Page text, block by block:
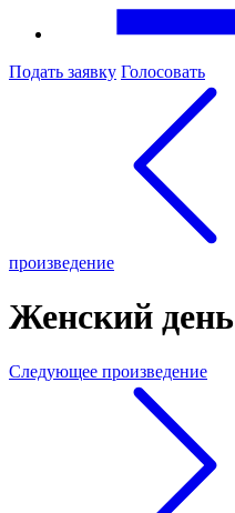
Подать заявку Голосовать
произведение
Женский день
Следующее произведение